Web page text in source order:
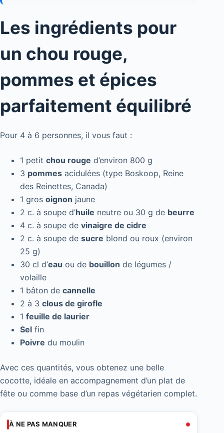
Les ingrédients pour
un chou rouge,
pommes et épices
parfaitement équilibré
Pour 4 à 6 personnes, il vous faut :
1 petit chou rouge d’environ 800 g
3 pommes acidulées (type Boskoop, Reine
des Reinettes, Canada)
1 gros oignon jaune
2 c. à soupe d’huile neutre ou 30 g de beurre
4 c. à soupe de vinaigre de cidre
2 c. à soupe de sucre blond ou roux (environ
25 g)
30 cl d’eau ou de bouillon de légumes /
volaille
1 bâton de cannelle
2 à 3 clous de girofle
1 feuille de laurier
Sel fin
Poivre du moulin
Avec ces quantités, vous obtenez une belle
cocotte, idéale en accompagnement d’un plat de
fête ou comme base d’un repas végétarien complet.
À NE PAS MANQUER